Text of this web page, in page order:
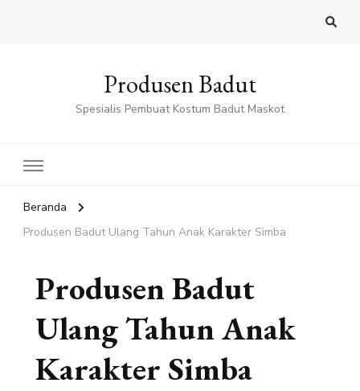
Produsen Badut
Spesialis Pembuat Kostum Badut Maskot
Beranda
Produsen Badut Ulang Tahun Anak Karakter Simba
Produsen Badut
Ulang Tahun Anak
Karakter Simba